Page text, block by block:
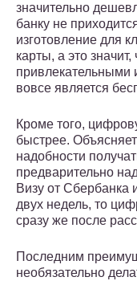
значительно
банку не
изготовление для
карты, а это
вовсе является
Кроме того,
быстрее.
надобности
предварительно
Визу от Сбербанка
двух недель, то
сразу же после
Последним
необязательно